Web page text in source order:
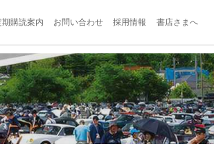
期購読案内 お問い合わせ 採用情報 書店さまへ